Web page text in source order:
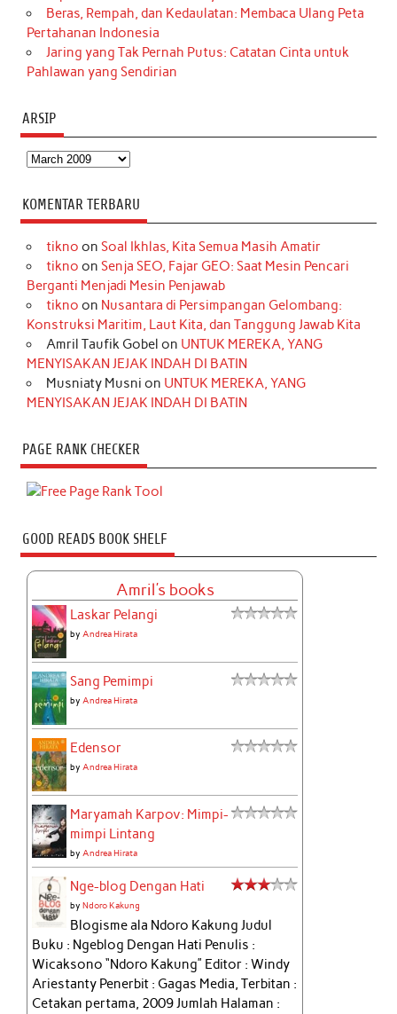
Beras, Rempah, dan Kedaulatan: Membaca Ulang Peta
Pertahanan Indonesia
Jaring yang Tak Pernah Putus: Catatan Cinta untuk
Pahlawan yang Sendirian
ARSIP
Arsip
KOMENTAR TERBARU
tikno on Soal Ikhlas, Kita Semua Masih Amatir
tikno on Senja SEO, Fajar GEO: Saat Mesin Pencari
Berganti Menjadi Mesin Penjawab
tikno on Nusantara di Persimpangan Gelombang:
Konstruksi Maritim, Laut Kita, dan Tanggung Jawab Kita
Amril Taufik Gobel on UNTUK MEREKA, YANG
MENYISAKAN JEJAK INDAH DI BATIN
Musniaty Musni on UNTUK MEREKA, YANG
MENYISAKAN JEJAK INDAH DI BATIN
PAGE RANK CHECKER
GOOD READS BOOK SHELF
Amril's books
Laskar Pelangi
byAndrea Hirata
Sang Pemimpi
byAndrea Hirata
Edensor
byAndrea Hirata
Maryamah Karpov: Mimpi-
mimpi Lintang
byAndrea Hirata
Nge-blog Dengan Hati
byNdoro Kakung
Blogisme ala Ndoro Kakung Judul
Buku : Ngeblog Dengan Hati Penulis :
Wicaksono “Ndoro Kakung” Editor : Windy
Ariestanty Penerbit : Gagas Media, Terbitan :
Cetakan pertama, 2009 Jumlah Halaman :